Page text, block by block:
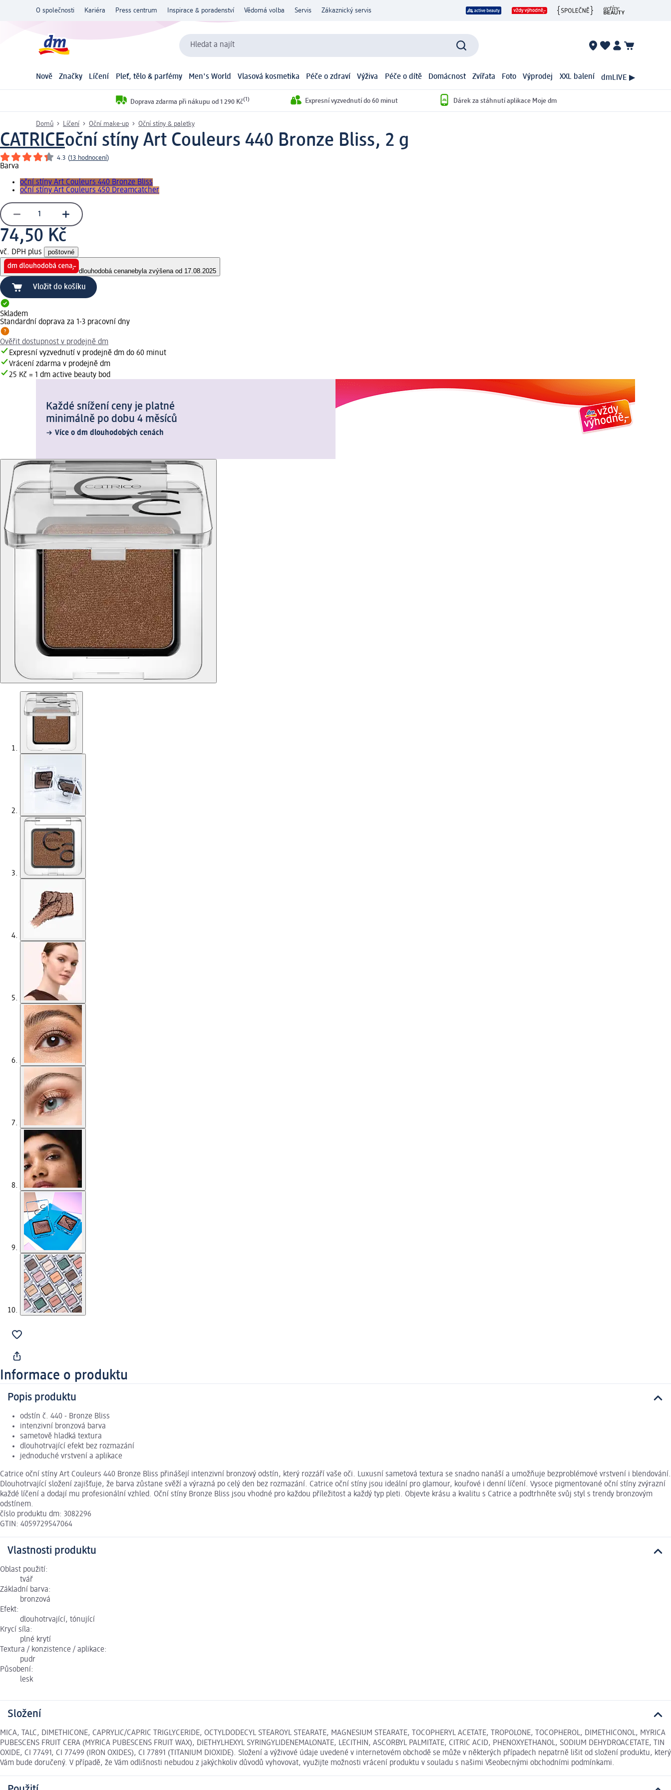
O společnosti Kariéra Press centrum Inspirace & poradenství Vědomá volba Servis Zákaznický servis
Hledat a najít
Nově Značky Líčení Pleť, tělo & parfémy Men's World Vlasová kosmetika Péče o zdraví Výživa Péče o dítě Domácnost Zvířata Foto Výprodej XXL balení dmLIVE ▶
Doprava zdarma při nákupu od 1 290 Kč(1) Expresní vyzvednutí do 60 minut Dárek za stáhnutí aplikace Moje dm
Domů Líčení Oční make-up Oční stíny & paletky
CATRICEoční stíny Art Couleurs 440 Bronze Bliss, 2 g
4.3 (13 hodnocení)
Barva
oční stíny Art Couleurs 440 Bronze Bliss
oční stíny Art Couleurs 450 Dreamcatcher
74,50 Kč
vč. DPH plus poštovné
dlouhodobá cenanebyla zvýšena od 17.08.2025
Vložit do košíku
Skladem
Standardní doprava za 1-3 pracovní dny
Ověřit dostupnost v prodejně dm
Expresní vyzvednutí v prodejně dm do 60 minut
Vrácení zdarma v prodejně dm
25 Kč = 1 dm active beauty bod
Každé snížení ceny je platné
minimálně po dobu 4 měsíců
Více o dm dlouhodobých cenách
Informace o produktu
Popis produktu
odstín č. 440 - Bronze Bliss
intenzivní bronzová barva
sametově hladká textura
dlouhotrvající efekt bez rozmazání
jednoduché vrstvení a aplikace
Catrice oční stíny Art Couleurs 440 Bronze Bliss přinášejí intenzivní bronzový odstín, který rozzáří vaše oči. Luxusní sametová textura se snadno nanáší a umožňuje bezproblémové vrstvení i blendování.
Dlouhotrvající složení zajišťuje, že barva zůstane svěží a výrazná po celý den bez rozmazání. Catrice oční stíny jsou ideální pro glamour, kouřové i denní líčení. Vysoce pigmentované oční stíny zvýrazní
každé líčení a dodají mu profesionální vzhled. Oční stíny Bronze Bliss jsou vhodné pro každou příležitost a každý typ pleti. Objevte krásu a kvalitu s Catrice a podtrhněte svůj styl s trendy bronzovým
odstínem.
číslo produktu dm: 3082296
GTIN: 4059729547064
Vlastnosti produktu
Oblast použití:
tvář
Základní barva:
bronzová
Efekt:
dlouhotrvající, tónující
Krycí síla:
plné krytí
Textura / konzistence / aplikace:
pudr
Působení:
lesk
Složení
MICA, TALC, DIMETHICONE, CAPRYLIC/CAPRIC TRIGLYCERIDE, OCTYLDODECYL STEAROYL STEARATE, MAGNESIUM STEARATE, TOCOPHERYL ACETATE, TROPOLONE, TOCOPHEROL, DIMETHICONOL, MYRICA
PUBESCENS FRUIT CERA (MYRICA PUBESCENS FRUIT WAX), DIETHYLHEXYL SYRINGYLIDENEMALONATE, LECITHIN, ASCORBYL PALMITATE, CITRIC ACID, PHENOXYETHANOL, SODIUM DEHYDROACETATE, TIN
OXIDE, CI 77491, CI 77499 (IRON OXIDES), CI 77891 (TITANIUM DIOXIDE). Složení a výživové údaje uvedené v internetovém obchodě se může v některých případech nepatrně lišit od složení produktu, který
Vám bude doručený. V případě, že Vám odlišnosti nebudou z jakýchkoliv důvodů vyhovovat, využijte možnosti vrácení produktu v souladu s našimi Všeobecnými obchodními podmínkami.